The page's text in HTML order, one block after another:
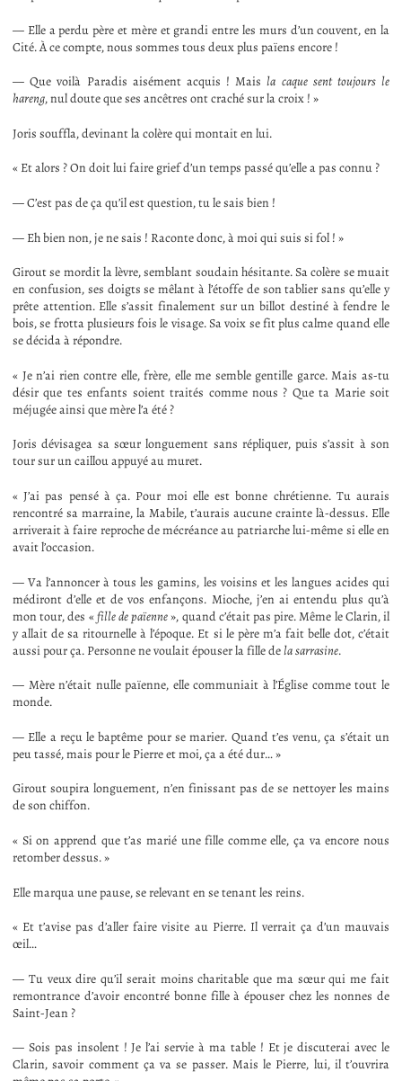
— Elle a perdu père et mère et grandi entre les murs d’un couvent, en la
Cité. À ce compte, nous sommes tous deux plus païens encore !
— Que voilà Paradis aisément acquis ! Maisla caque sent toujours le
hareng, nul doute que ses ancêtres ont craché sur la croix ! »
Joris souffla, devinant la colère qui montait en lui.
« Et alors ? On doit lui faire grief d’un temps passé qu’elle a pas connu ?
— C’est pas de ça qu’il est question, tu le sais bien !
— Eh bien non, je ne sais ! Raconte donc, à moi qui suis si fol ! »
Girout se mordit la lèvre, semblant soudain hésitante. Sa colère se muait
en confusion, ses doigts se mêlant à l’étoffe de son tablier sans qu’elle y
prête attention. Elle s’assit finalement sur un billot destiné à fendre le
bois, se frotta plusieurs fois le visage. Sa voix se fit plus calme quand elle
se décida à répondre.
« Je n’ai rien contre elle, frère, elle me semble gentille garce. Mais as-tu
désir que tes enfants soient traités comme nous ? Que ta Marie soit
méjugée ainsi que mère l’a été ?
Joris dévisagea sa sœur longuement sans répliquer, puis s’assit à son
tour sur un caillou appuyé au muret.
« J’ai pas pensé à ça. Pour moi elle est bonne chrétienne. Tu aurais
rencontré sa marraine, la Mabile, t’aurais aucune crainte là-dessus. Elle
arriverait à faire reproche de mécréance au patriarche lui-même si elle en
avait l’occasion.
— Va l’annoncer à tous les gamins, les voisins et les langues acides qui
médiront d’elle et de vos enfançons. Mioche, j’en ai entendu plus qu’à
mon tour, des «fille de païenne», quand c’était pas pire. Même le Clarin, il
y allait de sa ritournelle à l’époque. Et si le père m’a fait belle dot, c’était
aussi pour ça. Personne ne voulait épouser la fille dela sarrasine.
— Mère n’était nulle païenne, elle communiait à l’Église comme tout le
monde.
— Elle a reçu le baptême pour se marier. Quand t’es venu, ça s’était un
peu tassé, mais pour le Pierre et moi, ça a été dur… »
Girout soupira longuement, n’en finissant pas de se nettoyer les mains
de son chiffon.
« Si on apprend que t’as marié une fille comme elle, ça va encore nous
retomber dessus. »
Elle marqua une pause, se relevant en se tenant les reins.
« Et t’avise pas d’aller faire visite au Pierre. Il verrait ça d’un mauvais
œil…
— Tu veux dire qu’il serait moins charitable que ma sœur qui me fait
remontrance d’avoir encontré bonne fille à épouser chez les nonnes de
Saint-Jean ?
— Sois pas insolent ! Je l’ai servie à ma table ! Et je discuterai avec le
Clarin, savoir comment ça va se passer. Mais le Pierre, lui, il t’ouvrira